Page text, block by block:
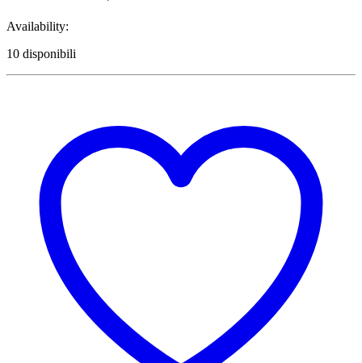
Sensi Seeds
Smartpot
Socepi
Solabiol
Solea
Super Grower
Super Sativa Seed Club
Super Strains
Superplant
SuperSmoker
Sweet Seeds
Sylvania
Availability:
10 disponibili